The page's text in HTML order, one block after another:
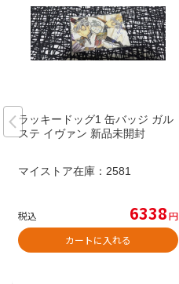
ラッキードッグ1 缶バッジ ガル
ステ イヴァン 新品未開封
マイストア在庫： 2581
税込 6338円
カートに入れる